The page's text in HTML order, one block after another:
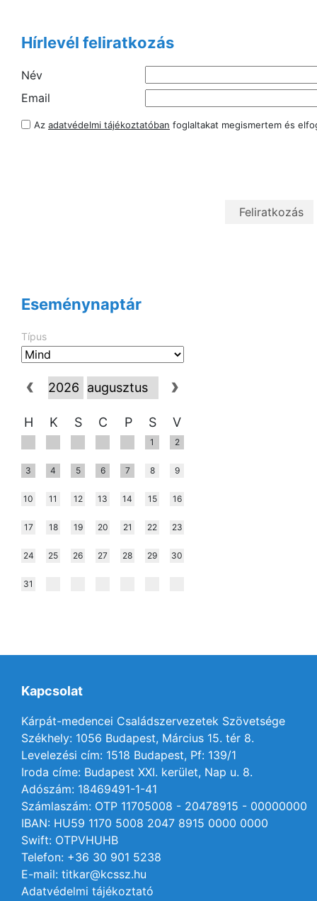
Hírlevél feliratkozás
Név
Email
Az adatvédelmi tájékoztatóban foglaltakat megismertem és
Eseménynaptár
Típus
H K S C P S V
1 2
3 4 5 6 7 8 9
10 11 12 13 14 15 16
17 18 19 20 21 22 23
24 25 26 27 28 29 30
31
Kapcsolat
Kárpát-medencei Családszervezetek Szövetsége
Székhely: 1056 Budapest, Március 15. tér 8.
Levelezési cím: 1518 Budapest, Pf: 139/1
Iroda címe: Budapest XXI. kerület, Nap u. 8.
Adószám: 18469491-1-41
Számlaszám: OTP 11705008 - 20478915 - 00000000
IBAN: HU59 1170 5008 2047 8915 0000 0000
Swift: OTPVHUHB
Telefon: +36 30 901 5238
E-mail: titkar@kcssz.hu
Adatvédelmi tájékoztató